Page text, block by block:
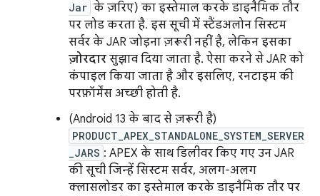
Jar के ज़रिए) का इस्तेमाल करके डाइनैमिक तौर
पर लोड करता है. इस सूची में स्टैंडअलोन सिस्टम
सर्वर के JAR जोड़ना ज़रूरी नहीं है, लेकिन इसका
ज़ोरदार सुझाव दिया जाता है. ऐसा करने से JAR को
कंपाइल किया जाता है और इसलिए, रनटाइम की
परफ़ॉर्मेंस अच्छी होती है.
(Android 13 के बाद से ज़रूरी है)
PRODUCT_APEX_STANDALONE_SYSTEM_SERVER
_JARS : APEX के साथ डिलीवर किए गए उन JAR
की सूची जिन्हें सिस्टम सर्वर, अलग-अलग
क्लासलोडर का इस्तेमाल करके डाइनैमिक तौर पर